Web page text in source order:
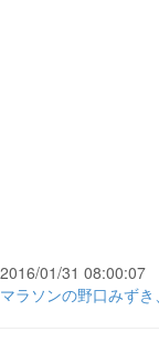
2016/01/31 08:00:07
マラソンの野口みず